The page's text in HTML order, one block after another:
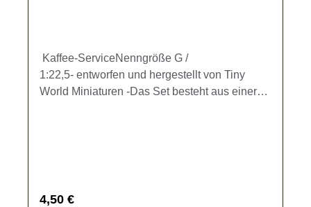
Kaffee-ServiceNenngröße G /
1:22,5- entworfen und hergestellt von Tiny
World Miniaturen -Das Set besteht aus einer
Regulärer Preis:
4,50 €